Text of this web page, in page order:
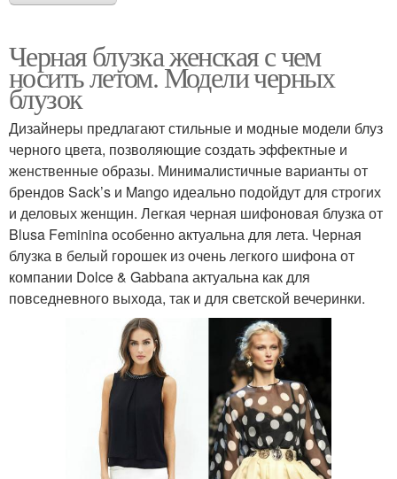
Черная блузка женская с чем
носить летом. Модели черных
блузок
Дизайнеры предлагают стильные и модные модели блуз
черного цвета, позволяющие создать эффектные и
женственные образы. Минималистичные варианты от
брендов Sack’s и Mango идеально подойдут для строгих
и деловых женщин. Легкая черная шифоновая блузка от
Blusa Feminina особенно актуальна для лета. Черная
блузка в белый горошек из очень легкого шифона от
компании Dolce & Gabbana актуальна как для
повседневного выхода, так и для светской вечеринки.